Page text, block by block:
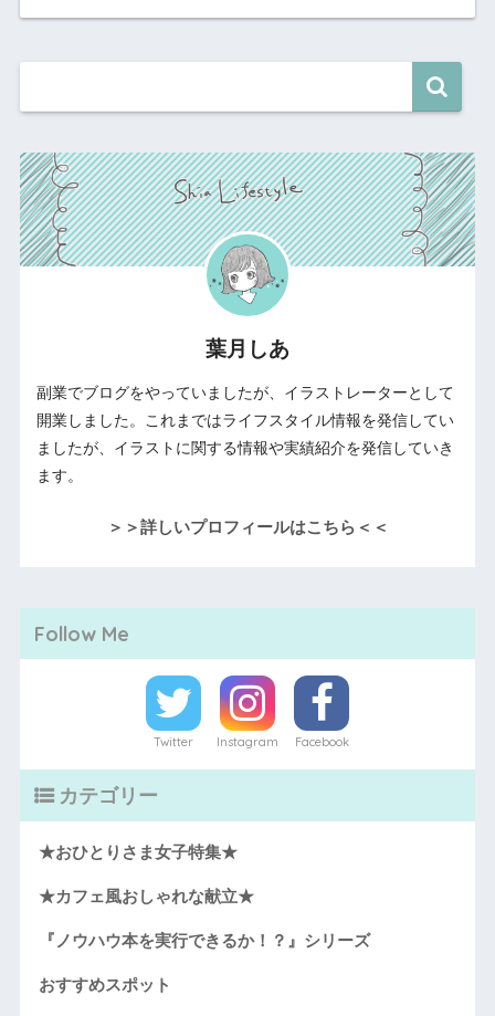
葉月しあ
副業でブログをやっていましたが、イラストレーターとして
開業しました。これまではライフスタイル情報を発信してい
ましたが、イラストに関する情報や実績紹介を発信していき
ます。
＞＞詳しいプロフィールはこちら＜＜
Follow Me
Twitter Instagram Facebook
カテゴリー
★おひとりさま女子特集★
★カフェ風おしゃれな献立★
『ノウハウ本を実行できるか！？』シリーズ
おすすめスポット